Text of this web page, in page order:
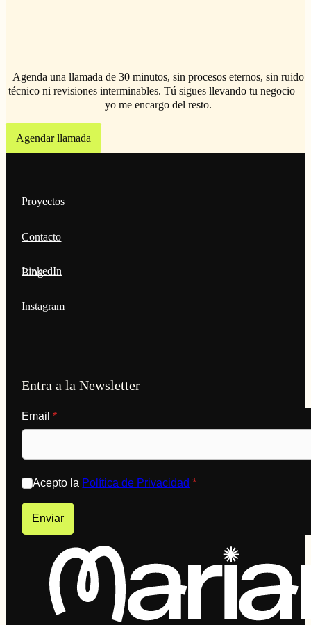
Agenda una llamada de 30 minutos, sin procesos eternos, sin ruido
técnico ni revisiones interminables. Tú sigues llevando tu negocio —
yo me encargo del resto.
Agendar llamada
Proyectos
Contacto
Blog
LinkedIn
Instagram
Entra a la Newsletter
Email*
Acepto la Política de Privacidad *
Enviar